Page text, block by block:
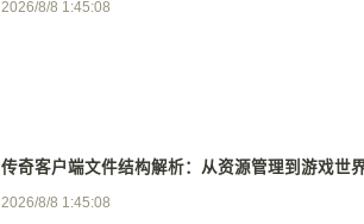
2026/8/8 1:45:08
传奇客户端文件结构解析：从资源管理到游戏世
2026/8/8 1:45:08